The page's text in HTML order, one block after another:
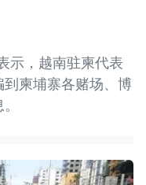
示，越南驻柬代表
柬埔寨各赌场、博